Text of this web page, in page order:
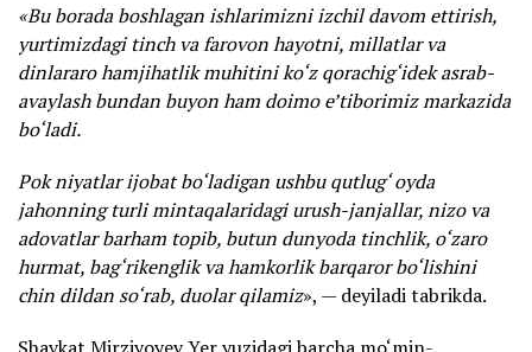
«Bu borada boshlagan ishlarimizni izchil davom ettirish,
yurtimizdagi tinch va farovon hayotni, millatlar va
dinlararo hamjihatlik muhitini ko‘z qorachig‘idek asrab-
avaylash bundan buyon ham doimo e’tiborimiz markazida
bo‘ladi.
Pok niyatlar ijobat bo‘ladigan ushbu qutlug‘ oyda
jahonning turli mintaqalaridagi urush-janjallar, nizo va
adovatlar barham topib, butun dunyoda tinchlik, o‘zaro
hurmat, bag‘rikenglik va hamkorlik barqaror bo‘lishini
chin dildan so‘rab, duolar qilamiz», — deyiladi tabrikda.